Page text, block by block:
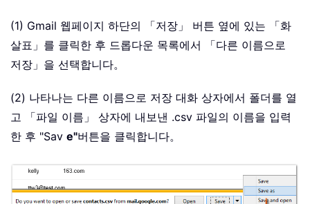
(1) Gmail 웹페이지 하단의 「저장」 버튼 옆에 있는 「화
살표」를 클릭한 후 드롭다운 목록에서 「다른 이름으로
저장」을 선택합니다。
(2) 나타나는 다른 이름으로 저장 대화 상자에서 폴더를 열
고 「파일 이름」 상자에 내보낸 .csv 파일의 이름을 입력
한 후 "Sav e"버튼을 클릭합니다。